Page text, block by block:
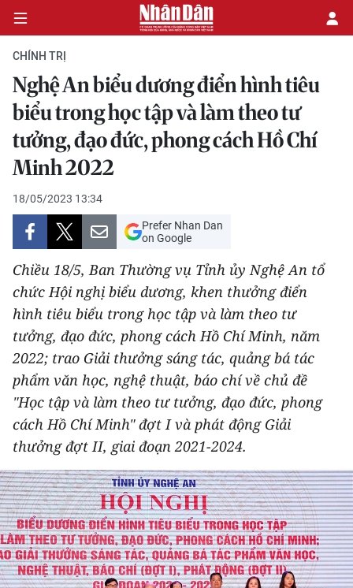
CHÍNH TRỊ
KINH TẾ
XÃ HỘI
PHÁP LUẬT
DU LỊCH
THẾ GIỚI
THỂ THAO
GIÁO DỤC
Y TẾ
KHOA HỌC - CÔNG NGHỆ
MÔI TRƯỜNG
BẠN ĐỌC
CHÍNH TRỊ
Nghệ An biểu dương điển hình tiêu
biểu trong học tập và làm theo tư
tưởng, đạo đức, phong cách Hồ Chí
Minh 2022
18/05/2023 13:34
Prefer Nhan Dan
on Google
Chiều 18/5, Ban Thường vụ Tỉnh ủy Nghệ An tổ
chức Hội nghị biểu dương, khen thưởng điển
hình tiêu biểu trong học tập và làm theo tư
tưởng, đạo đức, phong cách Hồ Chí Minh, năm
2022; trao Giải thưởng sáng tác, quảng bá tác
phẩm văn học, nghệ thuật, báo chí về chủ đề
"Học tập và làm theo tư tưởng, đạo đức, phong
cách Hồ Chí Minh" đợt I và phát động Giải
thưởng đợt II, giai đoạn 2021-2024.